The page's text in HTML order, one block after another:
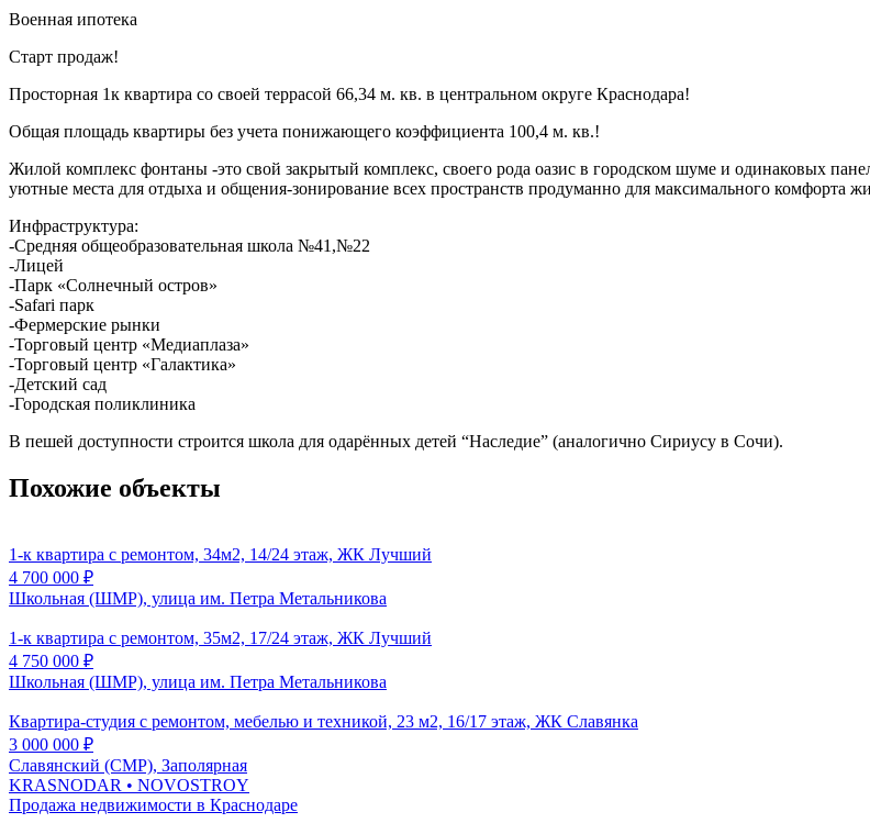
Военная ипотека
Старт продаж!
Просторная 1к квартира со своей террасой 66,34 м. кв. в центральном округе Краснодара!
Общая площадь квартиры без учета понижающего коэффициента 100,4 м. кв.!
Жилой комплекс фонтаны -это свой закрытый комплекс, своего рода оазис в городском шуме и одинаковых
уютные места для отдыха и общения-зонирование всех пространств продуманно для максимального комфорта
Инфраструктура:
-Средняя общеобразовательная школа №41,№22
-Лицей
-Парк «Солнечный остров»
-Safari парк
-Фермерские рынки
-Торговый центр «Медиаплаза»
-Торговый центр «Галактика»
-Детский сад
-Городская поликлиника
В пешей доступности строится школа для одарённых детей “Наследие” (аналогично Сириусу в Сочи).
Похожие объекты
1-к квартира с ремонтом, 34м2, 14/24 этаж, ЖК Лучший
4 700 000 ₽
Школьная (ШМР), улица им. Петра Метальникова
1-к квартира с ремонтом, 35м2, 17/24 этаж, ЖК Лучший
4 750 000 ₽
Школьная (ШМР), улица им. Петра Метальникова
Квартира-студия с ремонтом, мебелью и техникой, 23 м2, 16/17 этаж, ЖК Славянка
3 000 000 ₽
Славянский (СМР), Заполярная
KRASNODAR • NOVOSTROY
Продажа недвижимости в Краснодаре